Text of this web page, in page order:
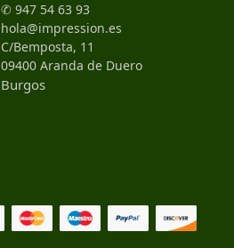
✆ 947 54 63 93
hola@impression.es
C/Bemposta, 11
09400 Aranda de Duero
Burgos